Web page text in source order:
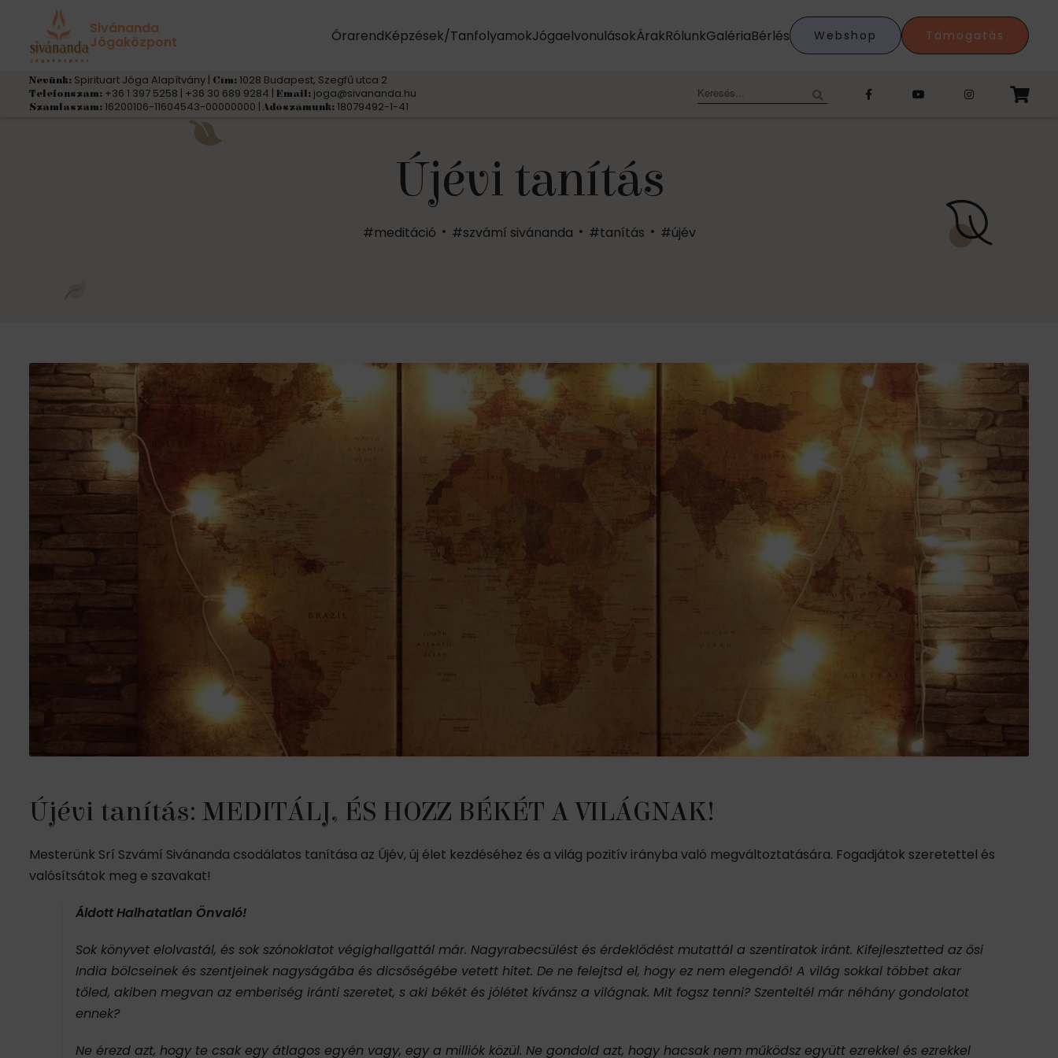
Sivánanda
Jógaközpont ÓrarendKépzések/TanfolyamokJógaelvonulásokÁrakRólunkGalériaBérlés Webshop Támogatás
Nevünk: Spirituart Jóga Alapítvány | Cím: 1028 Budapest, Szegfű utca 2
Telefonszám: +36 1 397 5258 | +36 30 689 9284 | Email: joga@sivananda.hu
Számlaszám: 16200106-11604543-00000000 | Adószámunk: 18079492-1-41
Keresés:
Újévi tanítás
#meditáció #szvámí sivánanda #tanítás #újév
Újévi tanítás: MEDITÁLJ, ÉS HOZZ BÉKÉT A VILÁGNAK!
Mesterünk Srí Szvámí Sivánanda csodálatos tanítása az Újév, új élet kezdéséhez és a világ pozitív irányba való megváltoztatására. Fogadjátok szeretettel és
valósítsátok meg e szavakat!
Áldott Halhatatlan Önvaló!
Sok könyvet elolvastál, és sok szónoklatot végighallgattál már. Nagyrabecsülést és érdeklődést mutattál a szentiratok iránt. Kifejlesztetted az ősi
India bölcseinek és szentjeinek nagyságába és dicsőségébe vetett hitet. De ne felejtsd el, hogy ez nem elegendő! A világ sokkal többet akar
tőled, akiben megvan az emberiség iránti szeretet, s aki békét és jólétet kívánsz a világnak. Mit fogsz tenni? Szenteltél már néhány gondolatot
ennek?
Ne érezd azt, hogy te csak egy átlagos egyén vagy, egy a milliók közül. Ne gondold azt, hogy hacsak nem működsz együtt ezrekkel és ezrekkel